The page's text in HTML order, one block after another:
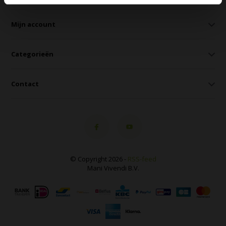
Mijn account
Categorieën
Contact
© Copyright 2026 - RSS-feed
Mani Vivendi B.V.